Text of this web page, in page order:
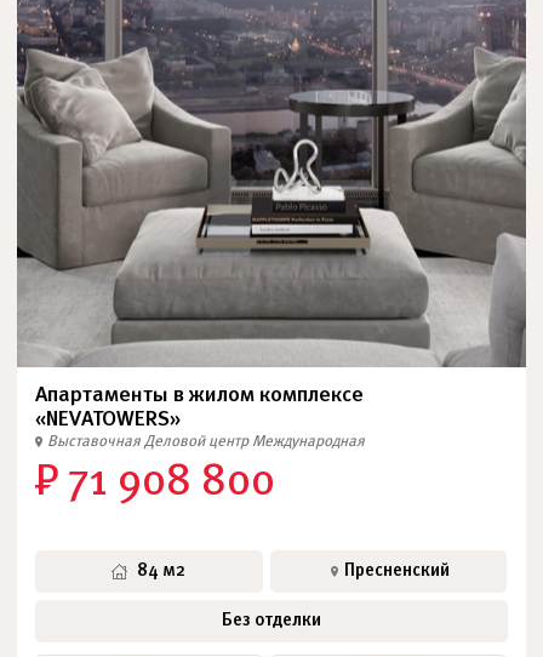
Апартаменты в жилом комплексе
«NEVATOWERS»
Выставочная Деловой центр Международная
₽ 71 908 800
84 м2 Пресненский
Без отделки